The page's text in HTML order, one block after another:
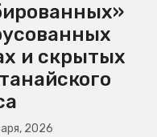
и скрытых
2026